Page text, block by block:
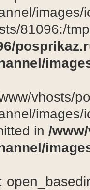
81096:/
vhosts/
in /